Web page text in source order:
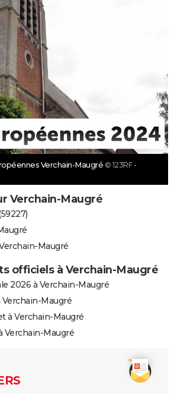
Verchain-Maugré © 123RF -
Verchain-Maugré
Maugré
officiels à Verchain-Maugré
2026 à Verchain-Maugré
Verchain-Maugré
à Verchain-Maugré
Verchain-Maugré